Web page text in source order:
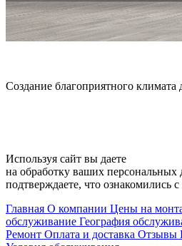
Создание благоприятного климата
Используя сайт вы даете
на обработку ваших персональных
подтверждаете, что ознакомились с
Главная О компании Цены на
обслуживание География
Ремонт Оплата и доставка Отзывы